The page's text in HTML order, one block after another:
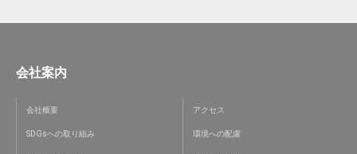
会社案内
会社概要 アクセス
SDGsへの取り組み 環境への配慮